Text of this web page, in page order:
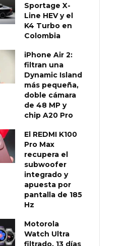
Sportage X-
Line HEV y el
K4 Turbo en
Colombia
iPhone Air 2:
filtran una
Dynamic Island
más pequeña,
doble cámara
de 48 MP y
chip A20 Pro
El REDMI K100
Pro Max
recupera el
subwoofer
integrado y
apuesta por
pantalla de 185
Hz
Motorola
Watch Ultra
filtrado, 13 días